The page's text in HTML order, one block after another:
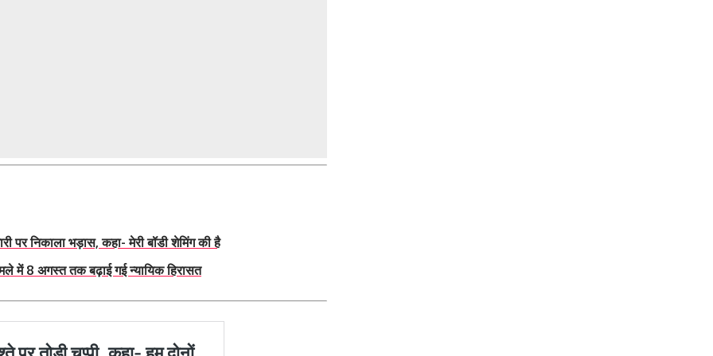
निकाला भड़ास, कहा- मेरी बॉडी शेमिंग की है
में 8 अगस्त तक बढ़ाई गई न्यायिक हिरासत